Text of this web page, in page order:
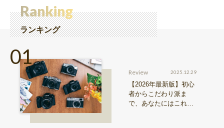
Ranking
ランキング
Review 2025.12.29
【2026年最新版】初心
者からこだわり派ま
で、あなたにはこれが